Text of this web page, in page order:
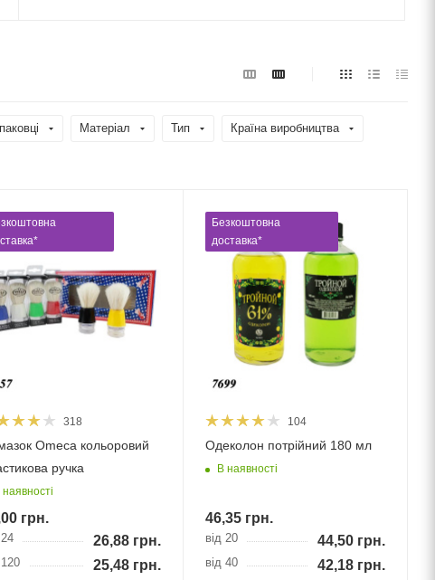
Матеріал Тип Країна виробництва
318
Оmeca кольоровий
ручка
наявності
грн.
26,88грн.
25,48грн.
Безкоштовна
доставка*
104
Одеколон потрійний 180 мл
В наявності
46,35грн.
від 20 44,50 грн.
від 40 42,18 грн.